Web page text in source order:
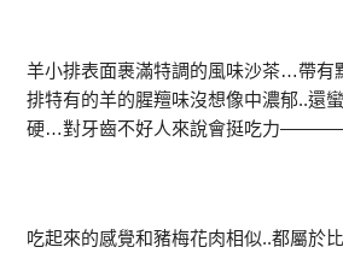
羊小排表面裹滿特調的風味沙茶…帶
排特有的羊的腥羶味沒想像中濃郁..還
硬…對牙齒不好人來說會挺吃力
吃起來的感覺和豬梅花肉相似..都屬於